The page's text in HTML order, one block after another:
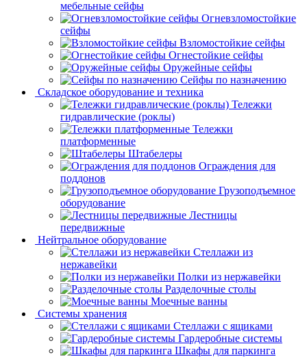
мебельные сейфы
Огневзломостойкие
сейфы
Взломостойкие сейфы
Огнестойкие сейфы
Оружейные сейфы
Сейфы по назначению
Складское оборудование и техника
Тележки
гидравлические (роклы)
Тележки
платформенные
Штабелеры
Ограждения для
поддонов
Грузоподъемное
оборудование
Лестницы
передвижные
Нейтральное оборудование
Стеллажи из
нержавейки
Полки из нержавейки
Разделочные столы
Моечные ванны
Системы хранения
Стеллажи с ящиками
Гардеробные системы
Шкафы для паркинга